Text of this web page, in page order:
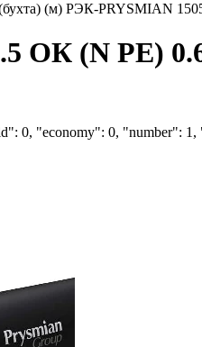
(м) РЭК-PRYSMIAN
ОК (N PE)
0, "economy": 0, "number":